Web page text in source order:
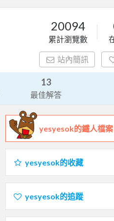
20094
累計瀏覽數
站內簡訊
13
最佳解答
yesyesok的鐵人檔案
yesyesok的收藏
yesyesok的追蹤